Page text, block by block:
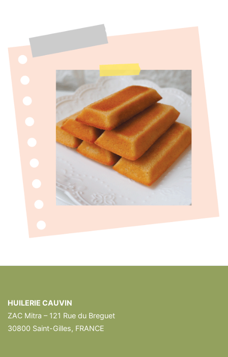
HUILERIE CAUVIN
ZAC Mitra – 121 Rue du Breguet
30800 Saint-Gilles, FRANCE